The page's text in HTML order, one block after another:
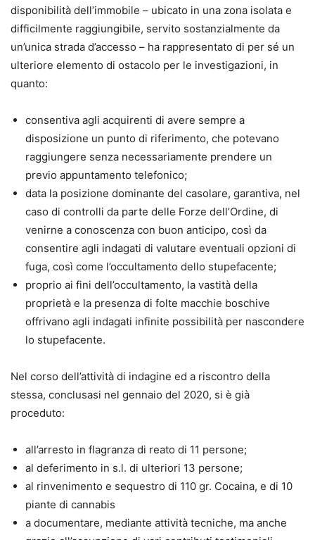
disponibilità dell’immobile – ubicato in una zona isolata e
difficilmente raggiungibile, servito sostanzialmente da
un’unica strada d’accesso – ha rappresentato di per sé un
ulteriore elemento di ostacolo per le investigazioni, in
quanto:
consentiva agli acquirenti di avere sempre a
disposizione un punto di riferimento, che potevano
raggiungere senza necessariamente prendere un
previo appuntamento telefonico;
data la posizione dominante del casolare, garantiva, nel
caso di controlli da parte delle Forze dell’Ordine, di
venirne a conoscenza con buon anticipo, così da
consentire agli indagati di valutare eventuali opzioni di
fuga, così come l’occultamento dello stupefacente;
proprio ai fini dell’occultamento, la vastità della
proprietà e la presenza di folte macchie boschive
offrivano agli indagati infinite possibilità per nascondere
lo stupefacente.
Nel corso dell’attività di indagine ed a riscontro della
stessa, conclusasi nel gennaio del 2020, si è già
proceduto:
all’arresto in flagranza di reato di 11 persone;
al deferimento in s.l. di ulteriori 13 persone;
al rinvenimento e sequestro di 110 gr. Cocaina, e di 10
piante di cannabis
a documentare, mediante attività tecniche, ma anche